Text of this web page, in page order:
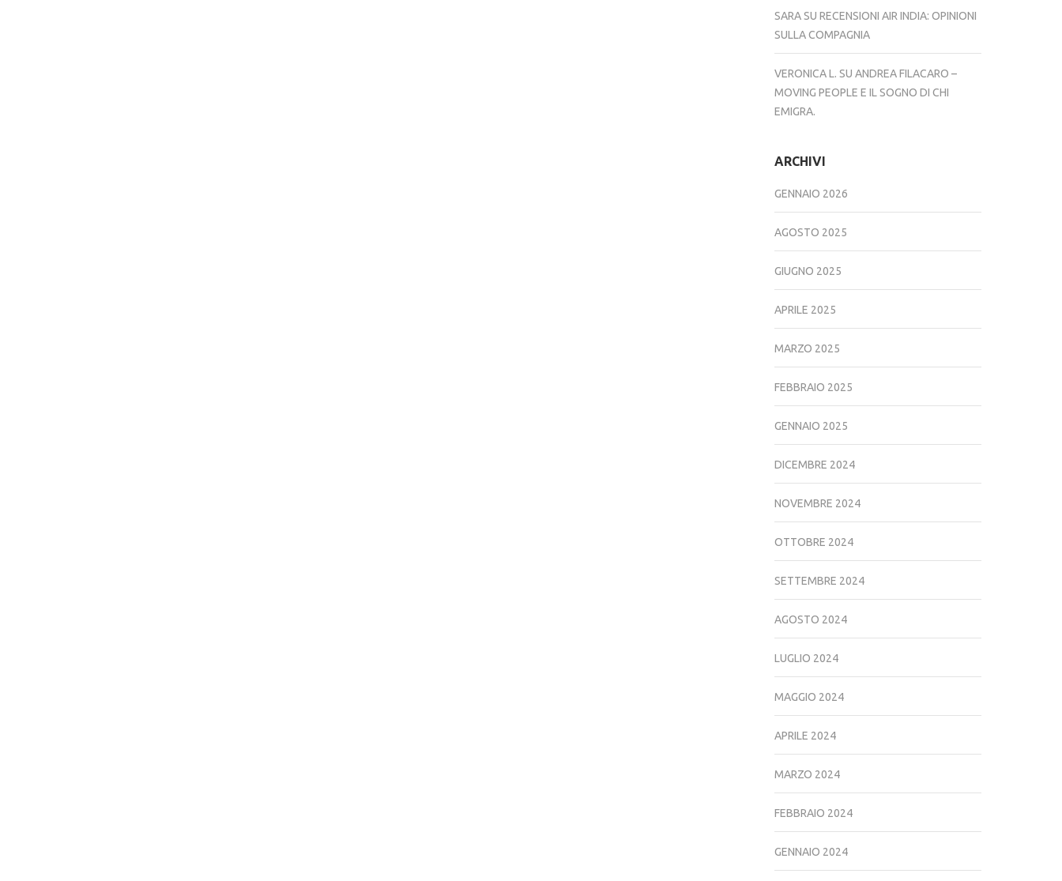
SARASU RECENSIONI AIR INDIA: OPINIONI
SULLA COMPAGNIA
VERONICA L. SU ANDREA FILACARO –
MOVING PEOPLE E IL SOGNO DI CHI
EMIGRA.
ARCHIVI
GENNAIO 2026
AGOSTO 2025
GIUGNO 2025
APRILE 2025
MARZO 2025
FEBBRAIO 2025
GENNAIO 2025
DICEMBRE 2024
NOVEMBRE 2024
OTTOBRE 2024
SETTEMBRE 2024
AGOSTO 2024
LUGLIO 2024
MAGGIO 2024
APRILE 2024
MARZO 2024
FEBBRAIO 2024
GENNAIO 2024